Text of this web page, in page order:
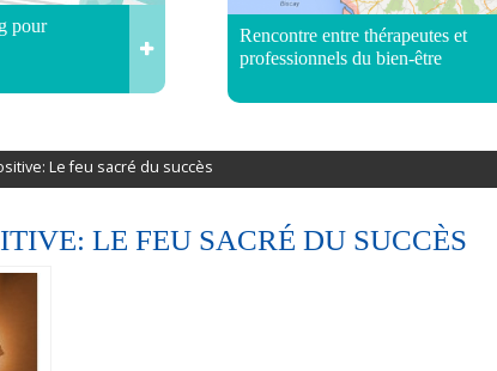
pour
Rencontre entre thérapeutes et
professionnels du bien-être
Le feu sacré du succès
LE FEU SACRÉ DU SUCCÈS